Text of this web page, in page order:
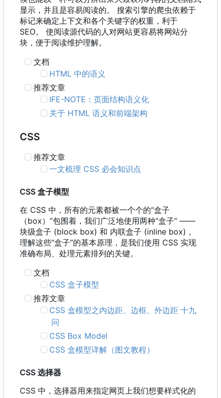
显示，并且是容易阅读的。 搜索引擎的爬虫依赖于
标记来确定上下文和各个关键字的权重，利于
SEO。 使阅读源代码的人对网站更容易将网站分
块，便于阅读维护理解。
文档
HTML 中的语义
推荐文章
IFE-NOTE ：页面结构语义化
关于 HTML 语义和前端架构
CSS
推荐文章
一文梳理 CSS 必会知识点
CSS 盒子模型
在 CSS 中 ， 所有的元素都被一个个的“盒子
（box） ”包围着 ， 我们广泛地使用两种“盒子” ——
块级盒子 (block box) 和 内联盒子 (inline box)，
理解这些“盒子”的基本原理，是我们使用 CSS 实现
准确布局、处理元素排列的关键。
文档
CSS 盒子模型
推荐文章
CSS 盒模型之内边距、边框、外边距 十九
问
CSS Box Model
CSS 盒模型详解（图文教程）
CSS 选择器
CSS 中，选择器用来指定网页上我们想要样式化的